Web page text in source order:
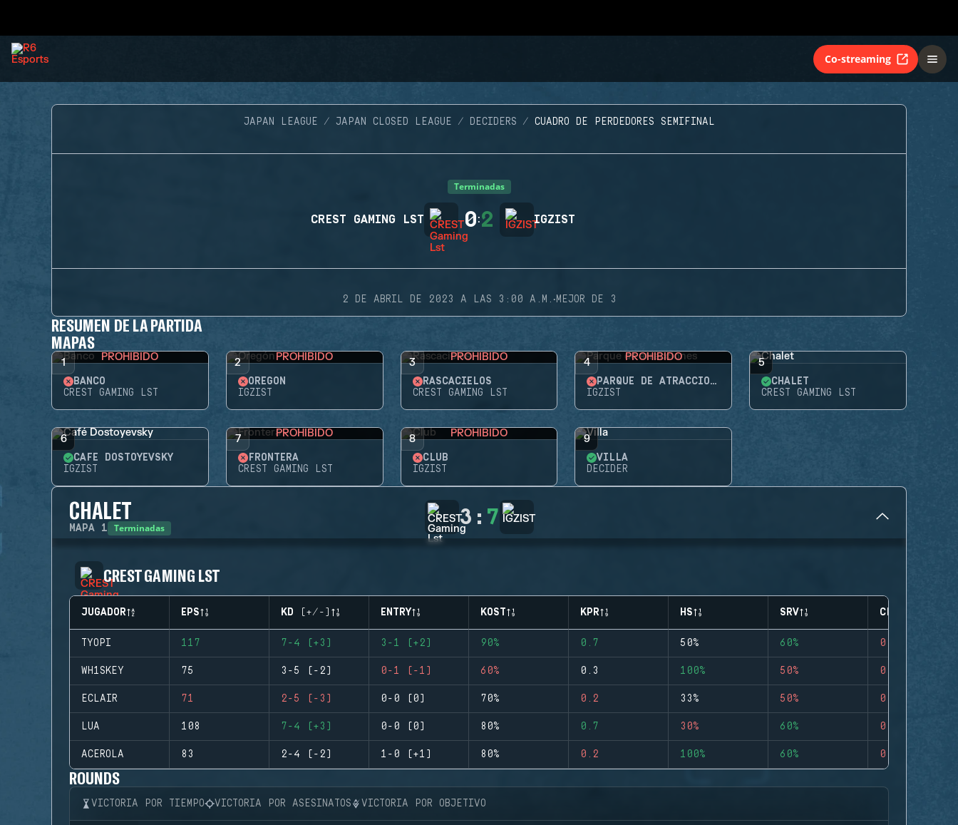
Co-streaming
JAPAN LEAGUE JAPAN CLOSED LEAGUE DECIDERS CUADRO DE PERDEDORES SEMIFINAL
Terminadas
CREST GAMING LST 0:2 IGZIST
2 DE ABRIL DE 2023 A LAS 3:00 A.M. ·MEJOR DE 3
RESUMEN DE LA PARTIDA
MAPAS
1 PROHIBIDO
BANCO
CREST GAMING LST
2 PROHIBIDO
OREGÓN
IGZIST
3 PROHIBIDO
RASCACIELOS
CREST GAMING LST
4 PROHIBIDO
PARQUE DE ATRACCIONES
IGZIST
5
CHALET
CREST GAMING LST
6
CAFÉ DOSTOYEVSKY
IGZIST
7 PROHIBIDO
FRONTERA
CREST GAMING LST
8 PROHIBIDO
CLUB
IGZIST
9
VILLA
DECIDER
CHALET
MAPA 1 Terminadas 3 : 7
CREST GAMING LST
JUGADOR EPS KD (+/-) ENTRY KOST KPR HS SRV CLUTCHES
TYOPI 117 7-4 (+3) 3-1 (+2) 90% 0.7 50% 60% 0
WH1SKEY 75 3-5 (-2) 0-1 (-1) 60% 0.3 100% 50% 0
ECLAIR 71 2-5 (-3) 0-0 (0) 70% 0.2 33% 50% 0
LUA 108 7-4 (+3) 0-0 (0) 80% 0.7 30% 60% 0
ACEROLA 83 2-4 (-2) 1-0 (+1) 80% 0.2 100% 60% 0
ROUNDS
VICTORIA POR TIEMPO VICTORIA POR ASESINATOS VICTORIA POR OBJETIVO